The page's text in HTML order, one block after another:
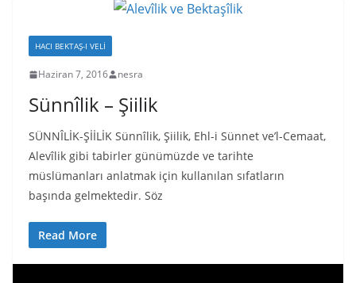
HACI BEKTAŞ-I VELI
Haziran 7, 2016 nesra
Sünnîlik – Şiilik
SÜNNÎLİK-ŞİİLİK Sünnîlik, Şiilik, Ehl-i Sünnet ve’l-Cemaat,
Alevîlik gibi tabirler günümüzde ve tarihte
müslümanları anlatmak için kullanılan sıfatların
başında gelmektedir. Söz
Read More